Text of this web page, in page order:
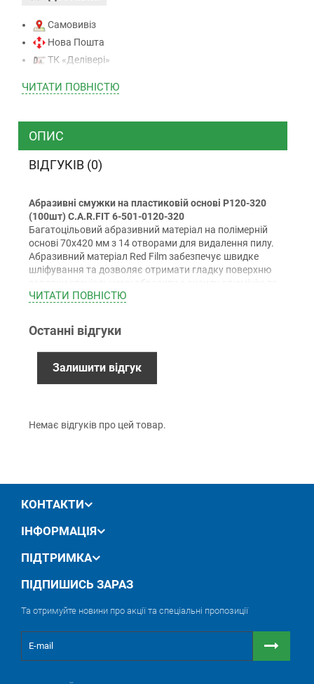
Самовивіз
Нова Пошта
ТК «Делівері»
ТК “Justin”
ТК ”УкрПошта”
Готівкою (тільки для Києва)
Накладений платіж (при отриманні)
Оплата карткою Visa, Mastercard - LiqPay
Приватбанк
Безготівковий розрахунок (з ПДВ)
Гарантiя
12 місяців офіційної гарантії від виробника
ЧИТАТИ ПОВНIСТЮ
ОПИС
ВІДГУКІВ (0)
Абразивні смужки на пластиковій основі P120-320
(100шт) C.A.R.FIT 6-501-0120-320
Багатоцільовий абразивний матеріал на полімерній
основі 70х420 мм з 14 отворами для видалення пилу.
Абразивний матеріал Red Film забезпечує швидке
шліфування та дозволяє отримати гладку поверхню
завдяки спеціальному абразиву з оксиду алюмінію та
кераміки.
Для шліфування фінішних покриттів, шпаклівок,
алюмінію, твердих порід дерева, плит ДВП, ДСП та
МДФ.
Основа: гнучка пластикова плівка
ЧИТАТИ ПОВНIСТЮ
Останні відгуки
Залишити відгук
Немає відгуків про цей товар.
КОНТАКТИ
ІНФОРМАЦІЯ
ПІДТРИМКА
ПІДПИШИСЬ ЗАРАЗ
Та отримуйте новини про акції та спеціальні пропозиції